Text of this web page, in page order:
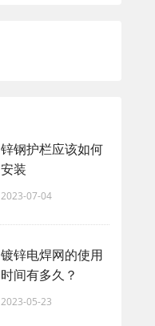
锌钢护栏应该如何
安装
2023-07-04
镀锌电焊网的使用
时间有多久？
2023-05-23